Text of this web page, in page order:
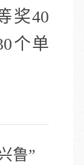
奖40
个单
鲁”